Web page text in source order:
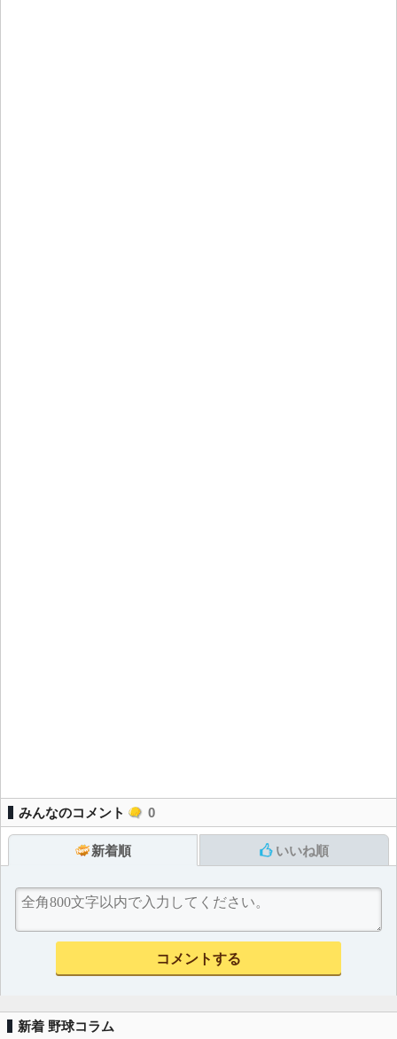
みんなのコメント 0
新着順 いいね順
新着 野球コラム